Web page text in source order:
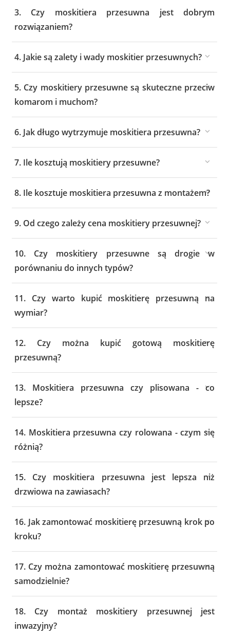
3. Czy moskitiera przesuwna jest dobrym
rozwiązaniem?
4. Jakie są zalety i wady moskitier przesuwnych?
5. Czy moskitiery przesuwne są skuteczne przeciw
komarom i muchom?
6. Jak długo wytrzymuje moskitiera przesuwna?
7. Ile kosztują moskitiery przesuwne?
8. Ile kosztuje moskitiera przesuwna z montażem?
9. Od czego zależy cena moskitiery przesuwnej?
10. Czy moskitiery przesuwne są drogie w
porównaniu do innych typów?
11. Czy warto kupić moskitierę przesuwną na
wymiar?
12. Czy można kupić gotową moskitierę
przesuwną?
13. Moskitiera przesuwna czy plisowana - co
lepsze?
14. Moskitiera przesuwna czy rolowana - czym się
różnią?
15. Czy moskitiera przesuwna jest lepsza niż
drzwiowa na zawiasach?
16. Jak zamontować moskitierę przesuwną krok po
kroku?
17. Czy można zamontować moskitierę przesuwną
samodzielnie?
18. Czy montaż moskitiery przesuwnej jest
inwazyjny?